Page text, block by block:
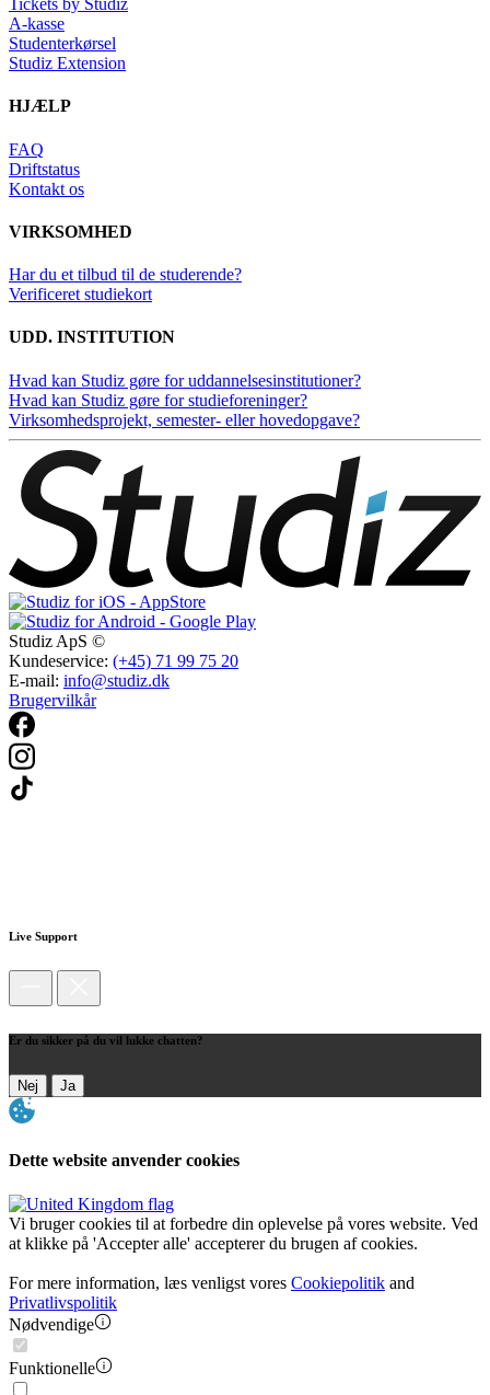
Tickets by Studiz
A-kasse
Studenterkørsel
Studiz Extension
HJÆLP
FAQ
Driftstatus
Kontakt os
VIRKSOMHED
Har du et tilbud til de studerende?
Verificeret studiekort
UDD. INSTITUTION
Hvad kan Studiz gøre for uddannelsesinstitutioner?
Hvad kan Studiz gøre for studieforeninger?
Virksomhedsprojekt, semester- eller hovedopgave?
Studiz ApS ©
Kundeservice: (+45) 71 99 75 20
E-mail: info@studiz.dk
Brugervilkår
Live Support
Er du sikker på du vil lukke chatten?
Nej Ja
Dette website anvender cookies
Vi bruger cookies til at forbedre din oplevelse på vores website. Ved
at klikke på 'Accepter alle' accepterer du brugen af cookies.
For mere information, læs venligst vores Cookiepolitik and
Privatlivspolitik
Nødvendige
Funktionelle